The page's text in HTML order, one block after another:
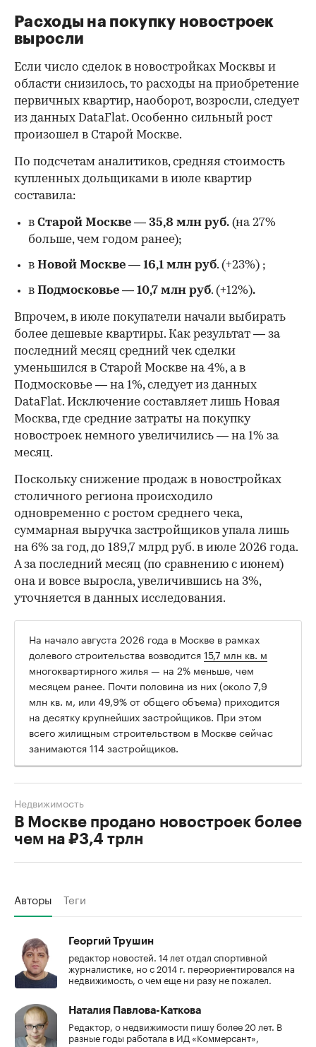
Расходы на покупку новостроек
выросли
Если число сделок в новостройках Москвы и
области снизилось, то расходы на приобретение
первичных квартир, наоборот, возросли, следует
из данных DataFlat. Особенно сильный рост
произошел в Старой Москве.
По подсчетам аналитиков, средняя стоимость
купленных дольщиками в июле квартир
составила:
в Старой Москве — 35,8 млн руб. (на 27%
больше, чем годом ранее);
в Новой Москве — 16,1 млн руб. (+23%) ;
в Подмосковье — 10,7 млн руб. (+12%).
Впрочем, в июле покупатели начали выбирать
более дешевые квартиры. Как результат — за
последний месяц средний чек сделки
уменьшился в Старой Москве на 4%, а в
Подмосковье — на 1%, следует из данных
DataFlat. Исключение составляет лишь Новая
Москва, где средние затраты на покупку
новостроек немного увеличились — на 1% за
месяц.
Поскольку снижение продаж в новостройках
столичного региона происходило
одновременно с ростом среднего чека,
суммарная выручка застройщиков упала лишь
на 6% за год, до 189,7 млрд руб. в июле 2026 года.
А за последний месяц (по сравнению с июнем)
она и вовсе выросла, увеличившись на 3%,
уточняется в данных исследования.
На начало августа 2026 года в Москве в рамках
долевого строительства возводится15,7 млн кв. м
многоквартирного жилья — на 2% меньше, чем
месяцем ранее. Почти половина из них (около 7,9
млн кв. м, или 49,9% от общего объема) приходится
на десятку крупнейших застройщиков. При этом
всего жилищным строительством в Москве сейчас
занимаются 114 застройщиков.
В Москве продано новостроек более
чем на ₽3,4 трлн
Недвижимость
Авторы Теги
Георгий Трушин
редактор новостей. 14 лет отдал спортивной
журналистике, но с 2014 г. переориентировался на
недвижимость, о чем еще ни разу не пожалел.
Наталия Павлова-Каткова
Редактор, о недвижимости пишу более 20 лет. В
разные годы работала в ИД «Коммерсант»,